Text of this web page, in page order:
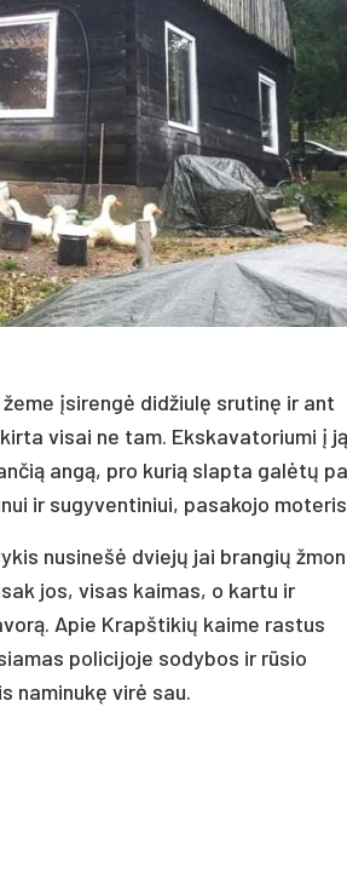
įsirengė didžiulę srutinę ir ant
visai ne tam. Ekskavatoriumi į ją
angą, pro kurią slapta galėtų
ir sugyventiniui, pasakojo
nusinešė dviejų jai brangių
jos, visas kaimas, o kartu ir
Apie Krapštikių kaime rastus
policijoje sodybos ir rūsio
naminukę virė sau.